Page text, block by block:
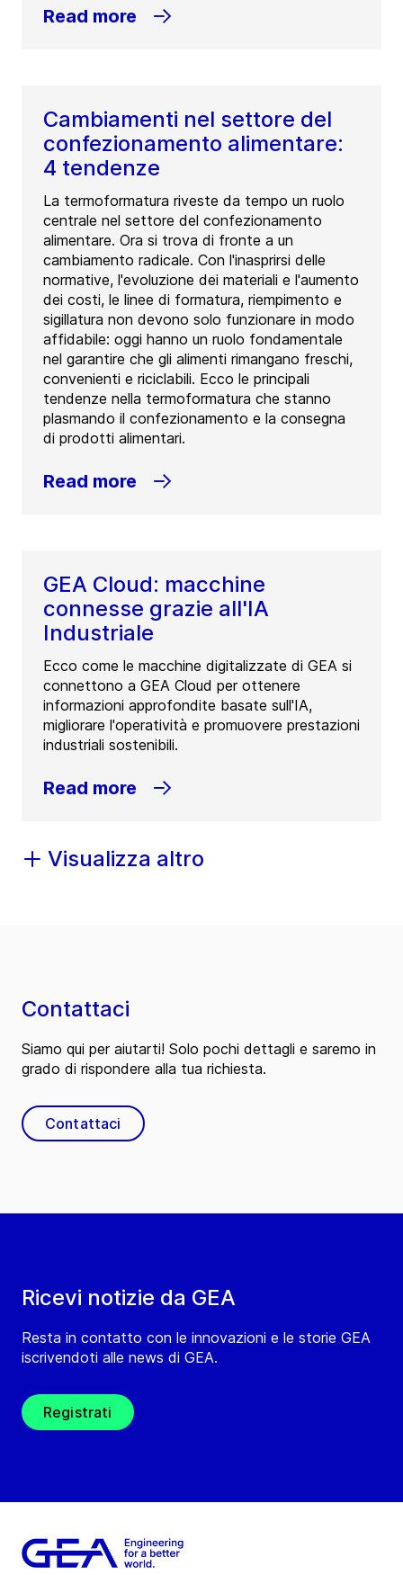
Read more
Cambiamenti nel settore del
confezionamento alimentare:
4 tendenze
La termoformatura riveste da tempo un ruolo
centrale nel settore del confezionamento
alimentare. Ora si trova di fronte a un
cambiamento radicale. Con l'inasprirsi delle
normative, l'evoluzione dei materiali e l'aumento
dei costi, le linee di formatura, riempimento e
sigillatura non devono solo funzionare in modo
affidabile: oggi hanno un ruolo fondamentale
nel garantire che gli alimenti rimangano freschi,
convenienti e riciclabili. Ecco le principali
tendenze nella termoformatura che stanno
plasmando il confezionamento e la consegna
di prodotti alimentari.
Read more
GEA Cloud: macchine
connesse grazie all'IA
Industriale
Ecco come le macchine digitalizzate di GEA si
connettono a GEA Cloud per ottenere
informazioni approfondite basate sull'IA,
migliorare l'operatività e promuovere prestazioni
industriali sostenibili.
Read more
Visualizza altro
Ricevi notizie da GEA
Resta in contatto con le innovazioni e le storie GEA
iscrivendoti alle news di GEA.
Registrati
Contattaci
Siamo qui per aiutarti! Solo pochi dettagli e saremo in
grado di rispondere alla tua richiesta.
Contattaci